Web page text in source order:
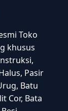
Toko
khusus
Pasir
Batu
Cor, Bata